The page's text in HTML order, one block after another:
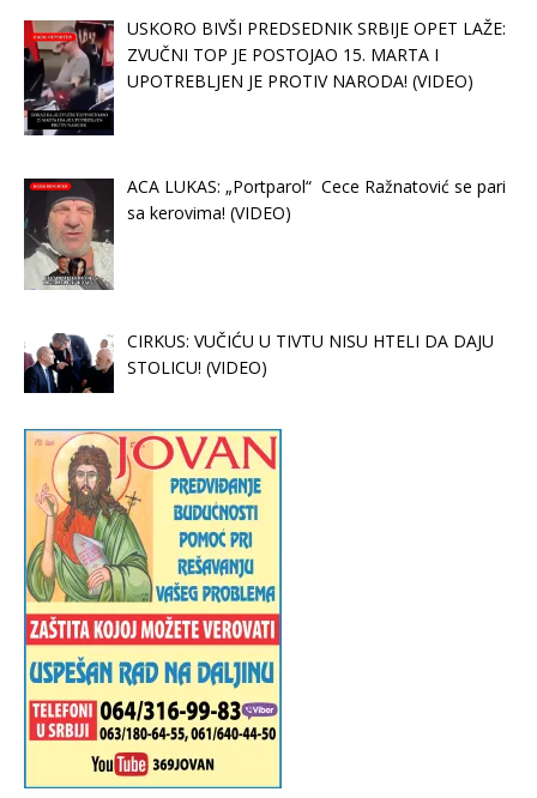
USKORO BIVŠI PREDSEDNIK SRBIJE OPET LAŽE:
ZVUČNI TOP JE POSTOJAO 15. MARTA I
UPOTREBLJEN JE PROTIV NARODA! (VIDEO)
ACA LUKAS: „Portparol“ Cece Ražnatović se pari
sa kerovima! (VIDEO)
CIRKUS: VUČIĆU U TIVTU NISU HTELI DA DAJU
STOLICU! (VIDEO)